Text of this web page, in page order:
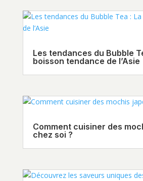
Les tendances du Bubble
boisson tendance de l’Asie
Comment cuisiner des
chez soi ?